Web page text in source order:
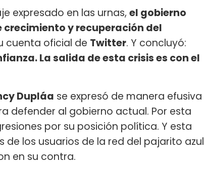
expresado en las urnas, el gobierno
y recuperación del
cuenta oficial de Twitter. Y concluyó:
La salida de esta crisis es con el
Dupláa se expresó de manera efusiva
defender al gobierno actual. Por esta
por su posición política. Y esta
de los usuarios de la red del pajarito azul
en su contra.